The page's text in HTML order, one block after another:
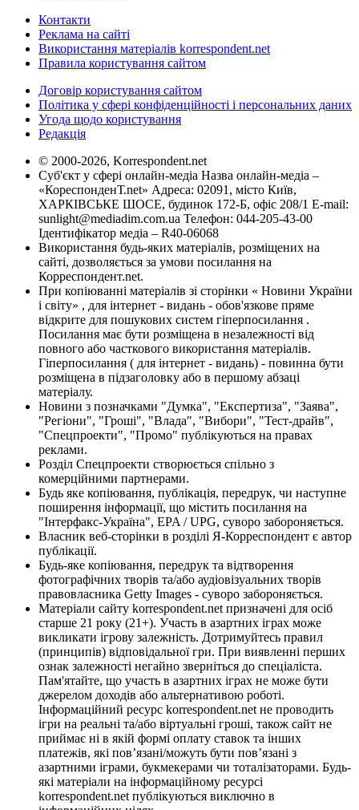
Контакти
Реклама на сайті
Використання матеріалів korrespondent.net
Правила користування сайтом
Договір користування сайтом
Політика у сфері конфіденційності і персональних даних
Угода щодо користування
Редакція
© 2000-2026, Korrespondent.net
Суб'єкт у сфері онлайн-медіа Назва онлайн-медіа –
«КореспонденТ.net» Адреса: 02091, місто Київ,
ХАРКІВСЬКЕ ШОСЕ, будинок 172-Б, офіс 208/1 E-mail:
sunlight@mediadim.com.ua Телефон: 044-205-43-00
Ідентифікатор медіа – R40-06068
Використання будь-яких матеріалів, розміщених на
сайті, дозволяється за умови посилання на
Корреспондент.net.
При копіюванні матеріалів зі сторінки « Новини України
і світу» , для інтернет - видань - обов'язкове пряме
відкрите для пошукових систем гіперпосилання .
Посилання має бути розміщена в незалежності від
повного або часткового використання матеріалів.
Гіперпосилання ( для інтернет - видань) - повинна бути
розміщена в підзаголовку або в першому абзаці
матеріалу.
Новини з позначками "Думка", "Експертиза", "Заява",
"Регіони", "Гроші", "Влада", "Вибори", "Тест-драйв",
"Спецпроекти", "Промо" публікуються на правах
реклами.
Розділ Спецпроекти створюється спільно з
комерційними партнерами.
Будь яке копіювання, публікація, передрук, чи наступне
поширення інформації, що містить посилання на
"Інтерфакс-Україна", EPA / UPG, суворо забороняється.
Власник веб-сторінки в розділі Я-Корреспондент є автор
публікації.
Будь-яке копіювання, передрук та відтворення
фотографічних творів та/або аудіовізуальних творів
правовласника Getty Images - суворо забороняється.
Матеріали сайту korrespondent.net призначені для осіб
старше 21 року (21+). Участь в азартних іграх може
викликати ігрову залежність. Дотримуйтесь правил
(принципів) відповідальної гри. При виявленні перших
ознак залежності негайно зверніться до спеціаліста.
Пам'ятайте, що участь в азартних іграх не може бути
джерелом доходів або альтернативою роботі.
Інформаційний ресурс korrespondent.net не проводить
ігри на реальні та/або віртуальні гроші, також сайт не
приймає ні в якій формі оплату ставок та інших
платежів, які пов’язані/можуть бути пов’язані з
азартними іграми, букмекерами чи тоталізаторами. Будь-
які матеріали на інформаційному ресурсі
korrespondent.net публікуються виключно в